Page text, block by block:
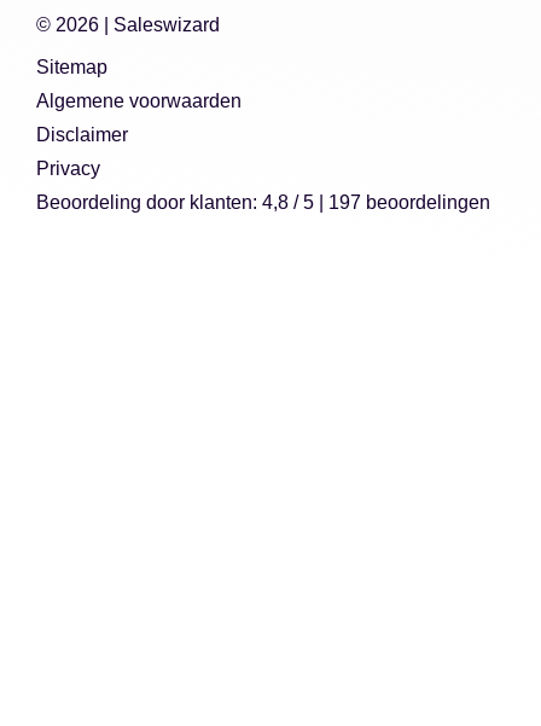
© 2026 | Saleswizard
Sitemap
Algemene voorwaarden
Disclaimer
Privacy
Beoordeling door klanten: 4,8 /5 197 beoordelingen